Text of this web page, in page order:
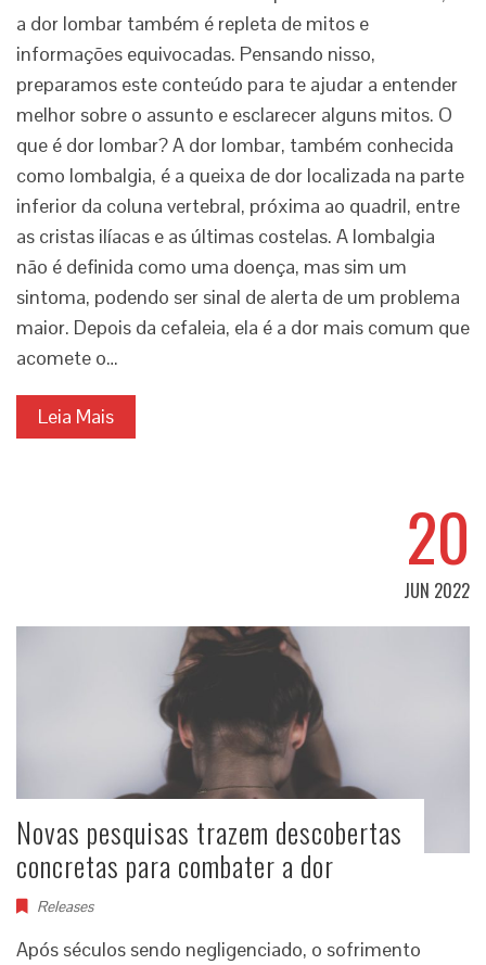
a dor lombar também é repleta de mitos e
informações equivocadas. Pensando nisso,
preparamos este conteúdo para te ajudar a entender
melhor sobre o assunto e esclarecer alguns mitos. O
que é dor lombar? A dor lombar, também conhecida
como lombalgia, é a queixa de dor localizada na parte
inferior da coluna vertebral, próxima ao quadril, entre
as cristas ilíacas e as últimas costelas. A lombalgia
não é definida como uma doença, mas sim um
sintoma, podendo ser sinal de alerta de um problema
maior. Depois da cefaleia, ela é a dor mais comum que
acomete o…
Leia Mais
20
JUN 2022
Novas pesquisas trazem descobertas
concretas para combater a dor
Releases
Após séculos sendo negligenciado, o sofrimento